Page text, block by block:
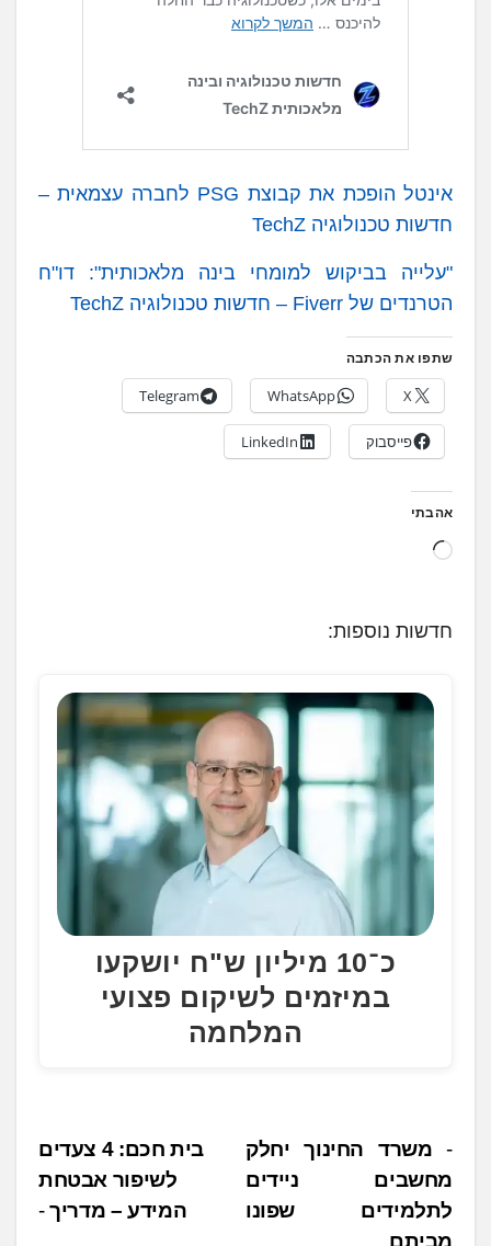
אינטל הופכת את קבוצת PSG לחברה עצמאית –
חדשות טכנולוגיה TechZ
"עלייה בביקוש למומחי בינה מלאכותית": דו"ח
הטרנדים של Fiverr – חדשות טכנולוגיה TechZ
שתפו את הכתבה
X
WhatsApp
Telegram
פייסבוק LinkedIn
אהבתי
ט
ן
חדשות נוספות:
כ־10 מיליון ש"ח יושקעו
במיזמים לשיקום פצועי
המלחמה
נ
בית חכם: 4 צעדים
לשיפור אבטחת
המידע – מדריך
משרד החינוך יחלק
מחשבים ניידים
לתלמידים שפונו
מביתם